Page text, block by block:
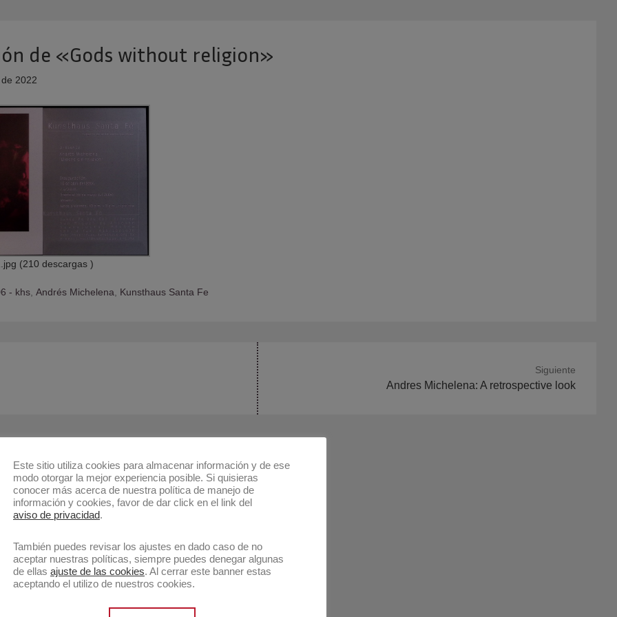
de «Gods without religion»
2022
(210 descargas )
- khs, Andrés Michelena, Kunsthaus Santa Fe
Siguiente
Andres Michelena: A retrospective look
Este sitio utiliza cookies para almacenar información y de ese
modo otorgar la mejor experiencia posible. Si quisieras
conocer más acerca de nuestra política de manejo de
información y cookies, favor de dar click en el link del
aviso de privacidad.
También puedes revisar los ajustes en dado caso de no
aceptar nuestras políticas, siempre puedes denegar algunas
de ellas ajuste de las cookies. Al cerrar este banner estas
aceptando el utilizo de nuestros cookies.